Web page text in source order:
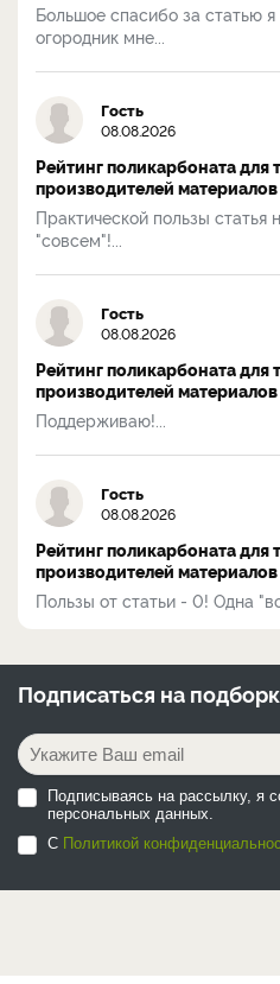
Большое спасибо за статью
огородник мне...
Гость
08.08.2026
Рейтинг поликарбоната для
производителей материалов
Практической пользы статья
"совсем"!...
Гость
08.08.2026
Рейтинг поликарбоната для
производителей материалов
Поддерживаю!...
Гость
08.08.2026
Рейтинг поликарбоната для
производителей материалов
Пользы от статьи - 0! Одна
Подписаться на
Подписываясь на рассылку, я
персональных данных.
С Политикой